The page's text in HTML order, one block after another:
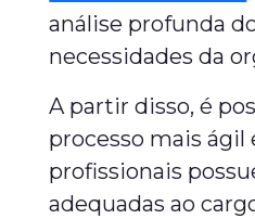
análise profunda
necessidades da
A partir disso, é
processo mais ágil
profissionais
adequadas ao